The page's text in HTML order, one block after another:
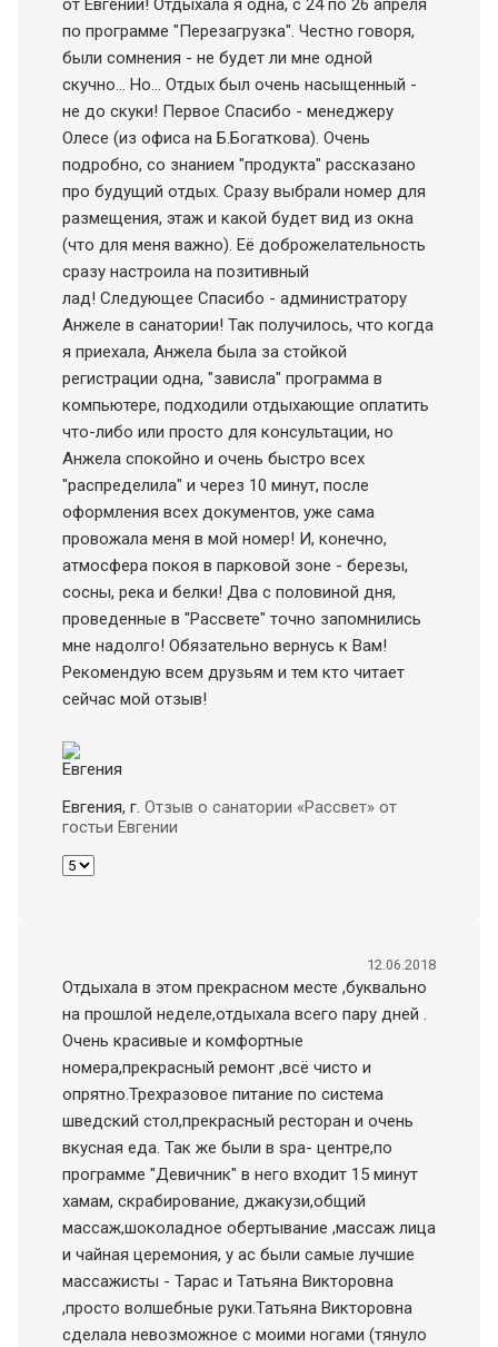
от Евгении! Отдыхала я одна, с 24 по 26 апреля
по программе "Перезагрузка". Честно говоря,
были сомнения - не будет ли мне одной
скучно... Но... Отдых был очень насыщенный -
не до скуки! Первое Спасибо - менеджеру
Олесе (из офиса на Б.Богаткова). Очень
подробно, со знанием "продукта" рассказано
про будущий отдых. Сразу выбрали номер для
размещения, этаж и какой будет вид из окна
(что для меня важно). Её доброжелательность
сразу настроила на позитивный
лад! Следующее Спасибо - администратору
Анжеле в санатории! Так получилось, что когда
я приехала, Анжела была за стойкой
регистрации одна, "зависла" программа в
компьютере, подходили отдыхающие оплатить
что-либо или просто для консультации, но
Анжела спокойно и очень быстро всех
"распределила" и через 10 минут, после
оформления всех документов, уже сама
провожала меня в мой номер! И, конечно,
атмосфера покоя в парковой зоне - березы,
сосны, река и белки! Два с половиной дня,
проведенные в "Рассвете" точно запомнились
мне надолго! Обязательно вернусь к Вам!
Рекомендую всем друзьям и тем кто читает
сейчас мой отзыв!
Евгения, г. Отзыв о санатории «Рассвет» от
гостьи Евгении
12.06.2018
Отдыхала в этом прекрасном месте ,буквально
на прошлой неделе,отдыхала всего пару дней .
Очень красивые и комфортные
номера,прекрасный ремонт ,всё чисто и
опрятно.Трехразовое питание по система
шведский стол,прекрасный ресторан и очень
вкусная еда. Так же были в spa- центре,по
программе "Девичник" в него входит 15 минут
хамам, скрабирование, джакузи,общий
массаж,шоколадное обертывание ,массаж лица
и чайная церемония, у ас были самые лучшие
массажисты - Тарас и Татьяна Викторовна
,просто волшебные руки.Татьяна Викторовна
сделала невозможное с моими ногами (тянуло